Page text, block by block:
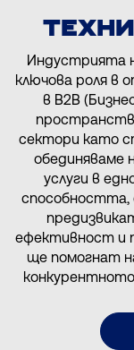
Индустрията
ключова роля в
в B2B
сектори като
обединяваме
услуги в
способността,
ефективност и
ще помогнат